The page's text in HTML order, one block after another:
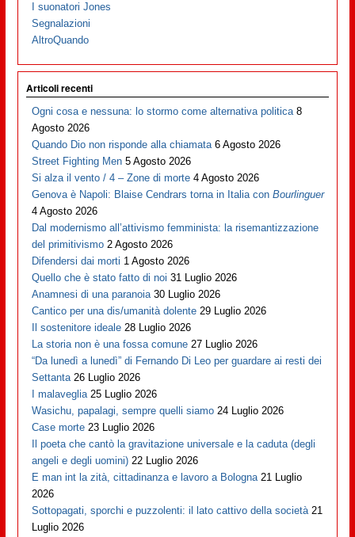
I suonatori Jones
Segnalazioni
AltroQuando
Articoli recenti
Ogni cosa e nessuna: lo stormo come alternativa politica 8
Agosto 2026
Quando Dio non risponde alla chiamata 6 Agosto 2026
Street Fighting Men 5 Agosto 2026
Si alza il vento / 4 – Zone di morte 4 Agosto 2026
Genova è Napoli: Blaise Cendrars torna in Italia conBourlinguer
4 Agosto 2026
Dal modernismo all’attivismo femminista: la risemantizzazione
del primitivismo 2 Agosto 2026
Difendersi dai morti 1 Agosto 2026
Quello che è stato fatto di noi 31 Luglio 2026
Anamnesi di una paranoia 30 Luglio 2026
Cantico per una dis/umanità dolente 29 Luglio 2026
Il sostenitore ideale 28 Luglio 2026
La storia non è una fossa comune 27 Luglio 2026
“Da lunedì a lunedì” di Fernando Di Leo per guardare ai resti dei
Settanta 26 Luglio 2026
I malaveglia 25 Luglio 2026
Wasichu, papalagi, sempre quelli siamo 24 Luglio 2026
Case morte 23 Luglio 2026
Il poeta che cantò la gravitazione universale e la caduta (degli
angeli e degli uomini) 22 Luglio 2026
E man int la zità, cittadinanza e lavoro a Bologna 21 Luglio
2026
Sottopagati, sporchi e puzzolenti: il lato cattivo della società 21
Luglio 2026